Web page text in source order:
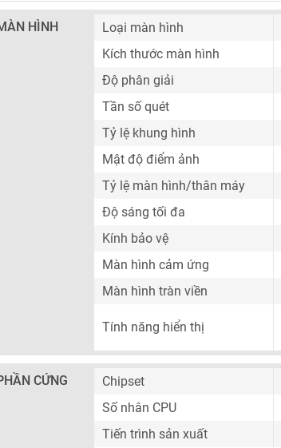
HÌNH Loại màn hình
Kích thước màn hình
Độ phân giải
Tần số quét
Tỷ lệ khung hình
Mật độ điểm ảnh
Tỷ lệ màn hình/thân máy
Độ sáng tối đa
Kính bảo vệ
Màn hình cảm ứng
Màn hình tràn viền
Tính năng hiển thị
CỨNG Chipset
Số nhân CPU
Tiến trình sản xuất